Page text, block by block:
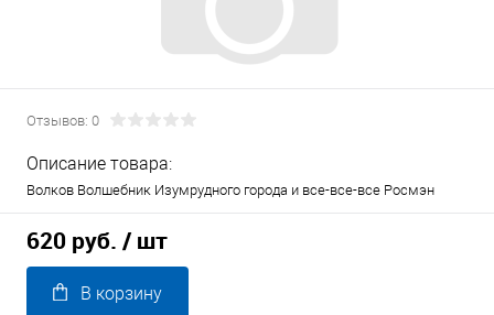
Отзывов: 0
Описание товара:
Волков Волшебник Изумрудного города и все-все-все Росмэн
620 руб. / шт
В корзину